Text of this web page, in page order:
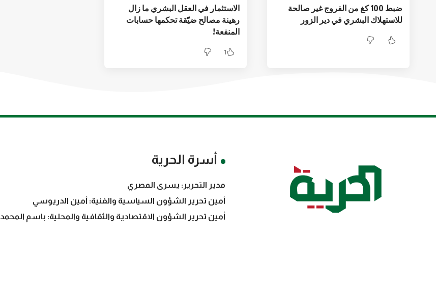
ضبط 100 كغ من الفروج غير صالحة
للاستهلاك البشري في دير الزور
الاستثمار في العقل البشري ما زال
رهينة مصالح ضيّقة تحكمها حسابات
المنفعة!
1
أسرة الحرية
مدير التحرير: يسرى المصري
أمين تحرير الشؤون السياسية والفنية: أمين الدريوسي
أمين تحرير الشؤون الاقتصادية والثقافية والمحلية: باسم المحمد